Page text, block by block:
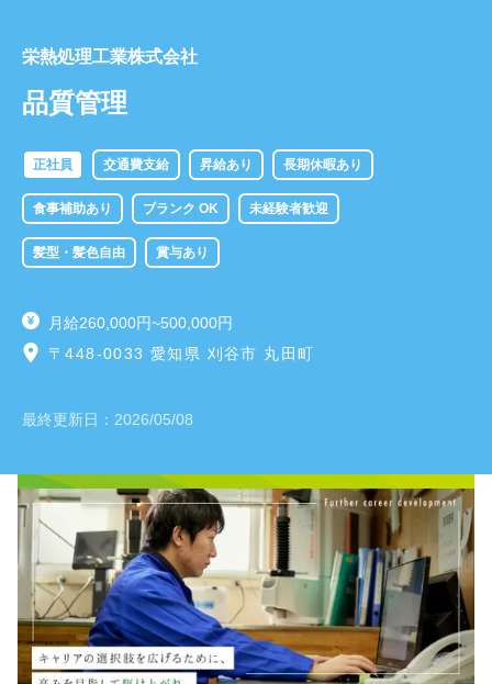
栄熱処理工業株式会社
品質管理
正社員 交通費支給 昇給あり 長期休暇あり
食事補助あり ブランク OK 未経験者歓迎
髪型・髪色自由 賞与あり
月給260,000円~500,000円
〒448-0033 愛知県 刈谷市 丸田町
最終更新日： 2026/05/08